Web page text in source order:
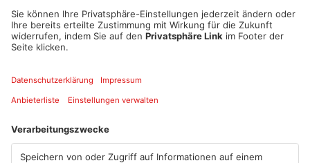
bekannt. Am Morgen gab's zudem einen Auffahrunfall am
Offenbacher Kreuz: auch hier erlitt ein Beteiligter lediglich
leichte Blessuren.
Artikel teilen